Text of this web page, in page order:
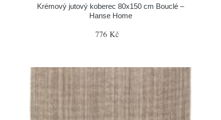
Krémový jutový koberec 80x150 cm Bouclé –
Hanse Home
776 Kč